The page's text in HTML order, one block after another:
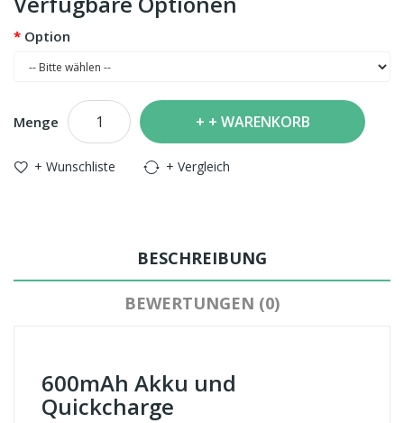
Option
Menge + WARENKORB
+ Wunschliste + Vergleich
BESCHREIBUNG
BEWERTUNGEN (0)
600mAh Akku und
Quickcharge